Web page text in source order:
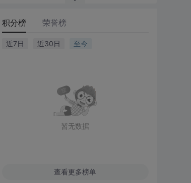
积分榜 荣誉榜
近7日 近30日 至今
暂无数据
查看更多榜单